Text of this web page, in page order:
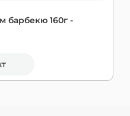
барбекю 160г -